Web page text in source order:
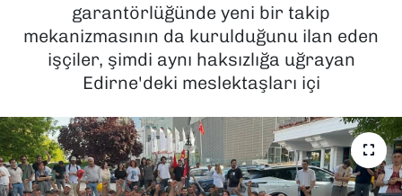
garantörlüğünde yeni bir takip
mekanizmasının da kurulduğunu ilan eden
işçiler, şimdi aynı haksızlığa uğrayan
Edirne'deki meslektaşları içi
YEREL YÖNETİMLER